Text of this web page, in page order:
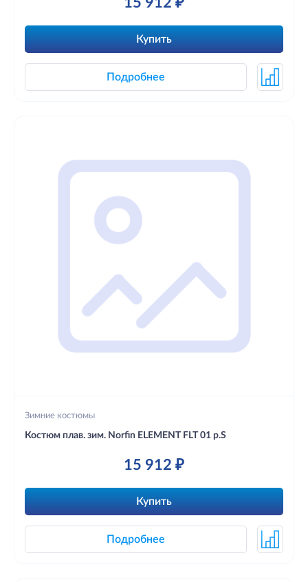
Купить
Подробнее
Зимние костюмы
Костюм плав. зим. Norfin ELEMENT FLT 01 р.S
15 912 ₽
Купить
Подробнее